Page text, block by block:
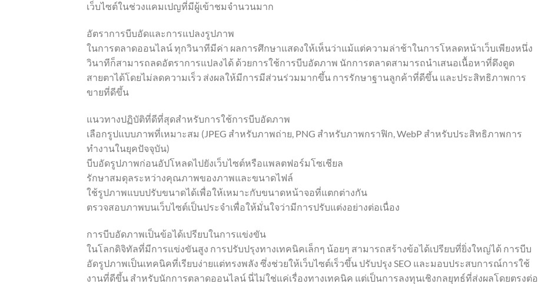
เว็บไซต์ในช่วงแคมเปญที่มีผู้เข้าชมจำนวนมาก
อัตราการบีบอัดและการแปลงรูปภาพ
ในการตลาดออนไลน์ ทุกวินาทีมีค่า ผลการศึกษาแสดงให้เห็นว่าแม้แต่ความล่าช้าในการโหลดหน้าเว็บเพียงหนึ่ง
วินาทีก็สามารถลดอัตราการแปลงได้ ด้วยการใช้การบีบอัดภาพ นักการตลาดสามารถนำเสนอเนื้อหาที่ดึงดูด
สายตาได้โดยไม่ลดความเร็ว ส่งผลให้มีการมีส่วนร่วมมากขึ้น การรักษาฐานลูกค้าที่ดีขึ้น และประสิทธิภาพการ
ขายที่ดีขึ้น
แนวทางปฏิบัติที่ดีที่สุดสำหรับการใช้การบีบอัดภาพ
เลือกรูปแบบภาพที่เหมาะสม (JPEG สำหรับภาพถ่าย, PNG สำหรับภาพกราฟิก, WebP สำหรับประสิทธิภาพการ
ทำงานในยุคปัจจุบัน)
บีบอัดรูปภาพก่อนอัปโหลดไปยังเว็บไซต์หรือแพลตฟอร์มโซเชียล
รักษาสมดุลระหว่างคุณภาพของภาพและขนาดไฟล์
ใช้รูปภาพแบบปรับขนาดได้เพื่อให้เหมาะกับขนาดหน้าจอที่แตกต่างกัน
ตรวจสอบภาพบนเว็บไซต์เป็นประจำเพื่อให้มั่นใจว่ามีการปรับแต่งอย่างต่อเนื่อง
การบีบอัดภาพเป็นข้อได้เปรียบในการแข่งขัน
ในโลกดิจิทัลที่มีการแข่งขันสูง การปรับปรุงทางเทคนิคเล็กๆ น้อยๆ สามารถสร้างข้อได้เปรียบที่ยิ่งใหญ่ได้ การบีบ
อัดรูปภาพเป็นเทคนิคที่เรียบง่ายแต่ทรงพลัง ซึ่งช่วยให้เว็บไซต์เร็วขึ้น ปรับปรุง SEO และมอบประสบการณ์การใช้
งานที่ดีขึ้น สำหรับนักการตลาดออนไลน์ นี่ไม่ใช่แค่เรื่องทางเทคนิค แต่เป็นการลงทุนเชิงกลยุทธ์ที่ส่งผลโดยตรงต่อ